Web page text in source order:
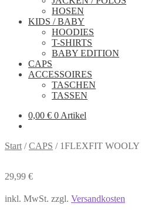
HOSEN
KIDS / BABY
HOODIES
T-SHIRTS
BABY EDITION
CAPS
ACCESSOIRES
TASCHEN
TASSEN
0,00 € 0 Artikel
Start /CAPS / 1FLEXFIT
29,99 €
inkl. MwSt. zzgl. Versandkosten